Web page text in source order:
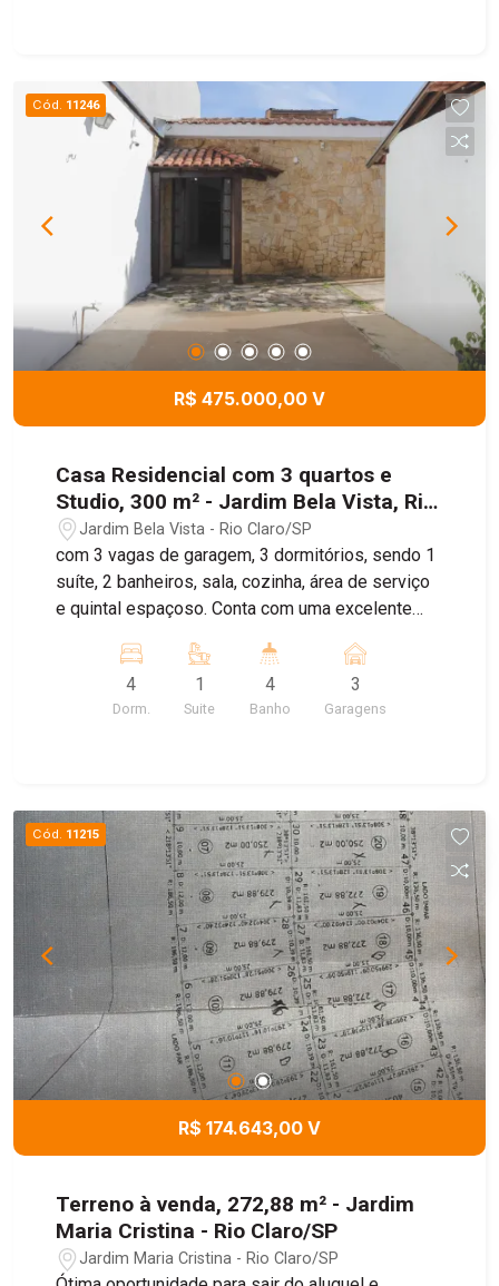
Cód. 11246
R$ 475.000,00 V
Casa Residencial com 3 quartos e
Studio, 300 m² - Jardim Bela Vista, Rio
Claro/SP
Jardim Bela Vista - Rio Claro/SP
com 3 vagas de garagem, 3 dormitórios, sendo 1
suíte, 2 banheiros, sala, cozinha, área de serviço
e quintal espaçoso. Conta com uma excelente
além de uma bela piscina para momentos de
kitnet, localizado na parte da frente da casa, com
para locação.
4
Dorm.
1
Suite
4
Banho
3
Garagens
Cód. 11215
R$ 174.643,00 V
Terreno à venda, 272,88 m² - Jardim
Maria Cristina - Rio Claro/SP
Jardim Maria Cristina - Rio Claro/SP